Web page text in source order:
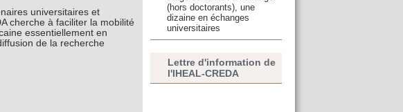
universitaires et
cherche à faciliter la mobilité
essentiellement en
de la recherche
(hors doctorants), une
dizaine en échanges
universitaires
Lettre d'information de
l'IHEAL-CREDA